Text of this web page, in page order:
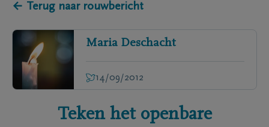
← Terug naar rouwbericht
Maria Deschacht
14/09/2012
Teken het openbare